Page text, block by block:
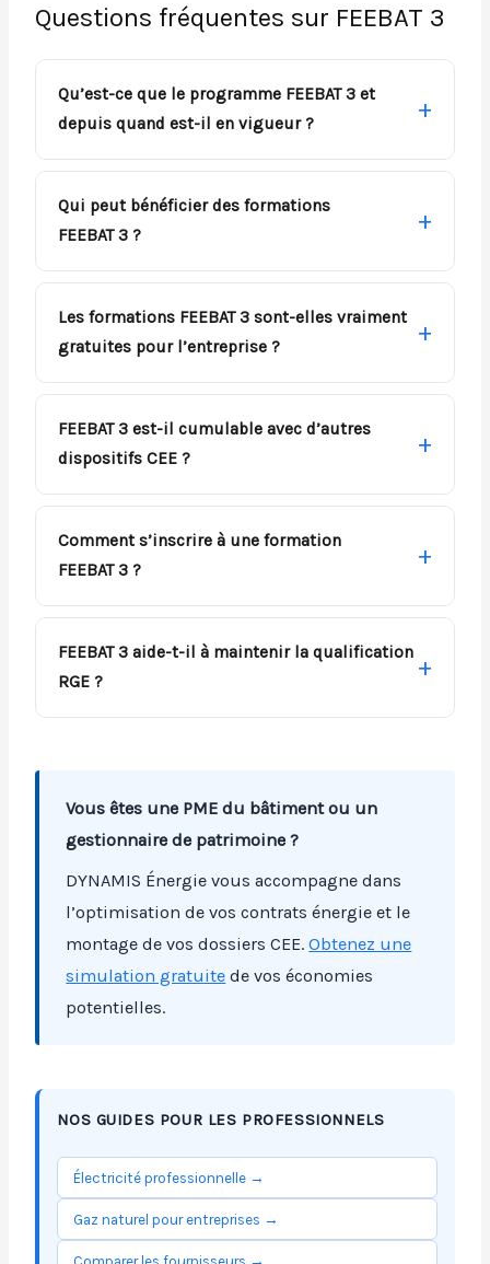
Questions fréquentes sur FEEBAT 3
Qu’est-ce que le programme FEEBAT 3 et
depuis quand est-il en vigueur ?
Qui peut bénéficier des formations
FEEBAT 3 ?
Les formations FEEBAT 3 sont-elles vraiment
gratuites pour l’entreprise ?
FEEBAT 3 est-il cumulable avec d’autres
dispositifs CEE ?
Comment s’inscrire à une formation
FEEBAT 3 ?
FEEBAT 3 aide-t-il à maintenir la qualification
RGE ?
Vous êtes une PME du bâtiment ou un
gestionnaire de patrimoine ?
DYNAMIS Énergie vous accompagne dans
l’optimisation de vos contrats énergie et le
montage de vos dossiers CEE.Obtenez une
simulation gratuite de vos économies
potentielles.
NOS GUIDES POUR LES PROFESSIONNELS
Électricité professionnelle →
Gaz naturel pour entreprises →